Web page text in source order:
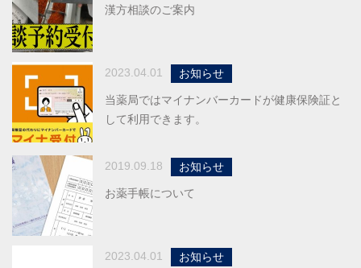
漢方相談のご案内
2023.04.01 お知らせ
当薬局ではマイナンバーカードが健康保険証と
して利用できます。
2019.09.18 お知らせ
お薬手帳について
2023.04.01 お知らせ